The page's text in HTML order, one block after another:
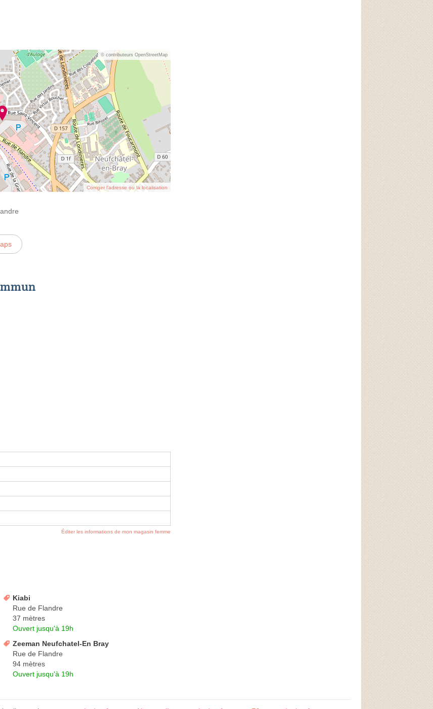
© contributeurs OpenStreetMap
Corriger l’adresse ou la localisation
Éditer les informations de mon magasin femme
Kiabi
Rue de Flandre
37 mètres
Ouvert jusqu'à 19h
Zeeman Neufchatel-En Bray
Rue de Flandre
94 mètres
Ouvert jusqu'à 19h